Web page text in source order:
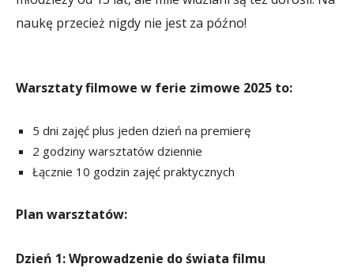
naukę przecież nigdy nie jest za późno!
Warsztaty filmowe w ferie zimowe 2025 to:
5 dni zajęć plus jeden dzień na premierę
2 godziny warsztatów dziennie
Łącznie 10 godzin zajęć praktycznych
Plan warsztatów:
Dzień 1: Wprowadzenie do świata filmu